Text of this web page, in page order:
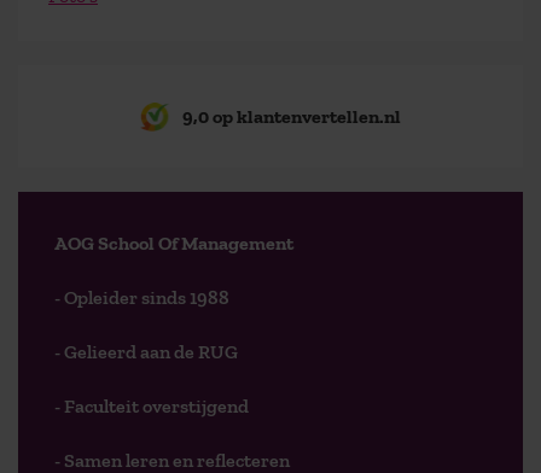
9,0 op klantenvertellen.nl
AOG School Of Management
- Opleider sinds 1988
- Gelieerd aan de RUG
- Faculteit overstijgend
- Samen leren en reflecteren